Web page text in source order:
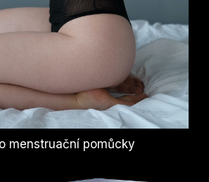
menstruační pomůcky